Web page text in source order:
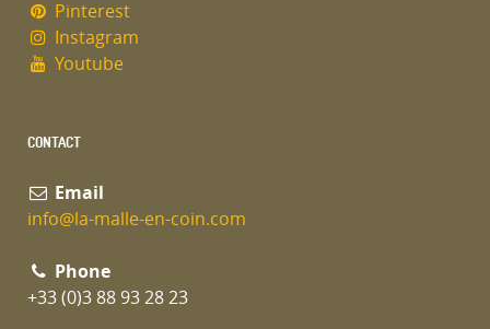
Pinterest
Instagram
Youtube
CONTACT
Email
info@la-malle-en-coin.com
Phone
+33 (0)3 88 93 28 23